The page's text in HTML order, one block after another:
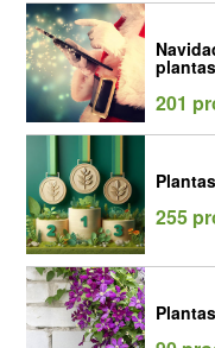
plantas
201
255